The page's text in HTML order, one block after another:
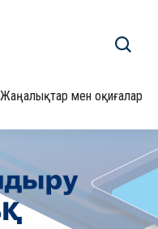
Жаңалықтар мен оқиғалар